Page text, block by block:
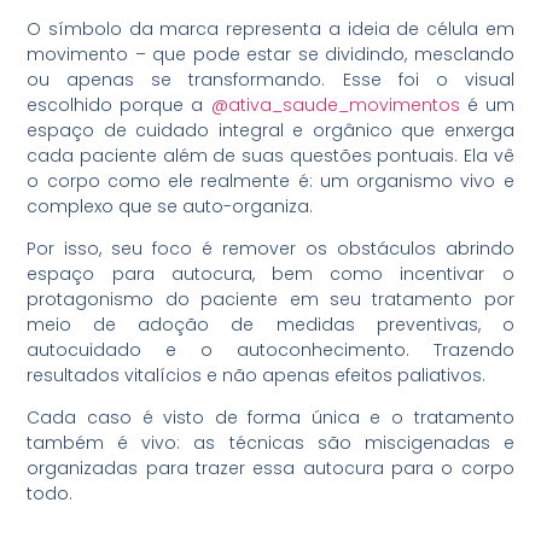
O símbolo da marca representa a ideia de célula em
movimento – que pode estar se dividindo, mesclando
ou apenas se transformando. Esse foi o visual
escolhido porque a @ativa_saude_movimentos é um
espaço de cuidado integral e orgânico que enxerga
cada paciente além de suas questões pontuais. Ela vê
o corpo como ele realmente é: um organismo vivo e
complexo que se auto-organiza.
Por isso, seu foco é remover os obstáculos abrindo
espaço para autocura, bem como incentivar o
protagonismo do paciente em seu tratamento por
meio de adoção de medidas preventivas, o
autocuidado e o autoconhecimento. Trazendo
resultados vitalícios e não apenas efeitos paliativos.
Cada caso é visto de forma única e o tratamento
também é vivo: as técnicas são miscigenadas e
organizadas para trazer essa autocura para o corpo
todo.